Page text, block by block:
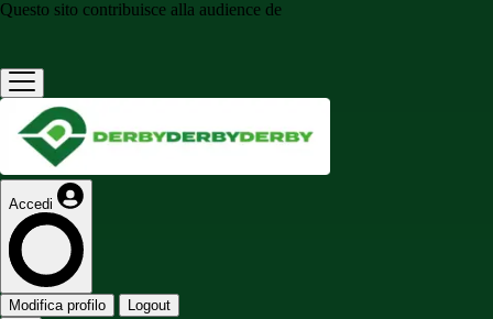
Questo sito contribuisce alla audience de
Accedi
Modifica profilo Logout